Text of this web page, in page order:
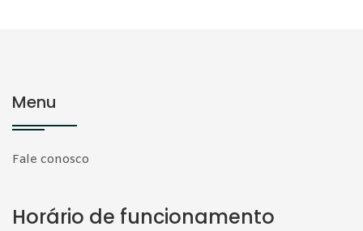
Menu
Fale conosco
Horário de funcionamento